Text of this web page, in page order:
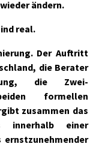
ändern.
real.
Der Auftritt
die Berater
die Zwei-
formellen
zusammen das
innerhalb einer
ernstzunehmender